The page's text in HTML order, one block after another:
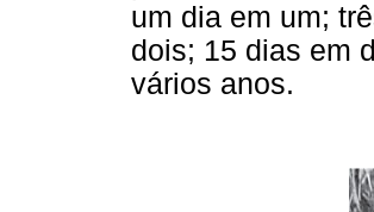
um dia em um;
dois; 15 dias em
vários anos.